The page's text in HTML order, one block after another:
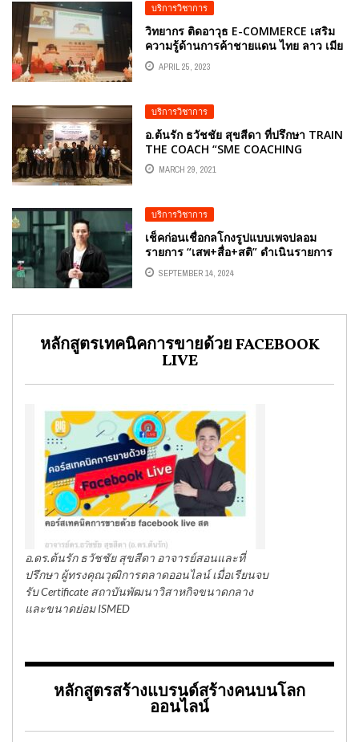
บริการวิชาการ
วิทยากร ติดอาวุธ E-COMMERCE เสริม
ความรู้ด้านการค้าชายแดน ไทย ลาว เมีย
นมาร์ อ.ดร.ต้นรัก ธวัชชัย สุขสีดา ผู้
เชี่ยวชาญ E-COMMERCE เพื่อการค้า
APRIL 25, 2023
บริการวิชาการ
อ.ต้นรัก ธวัชชัย สุขสีดา ที่ปรึกษา TRAIN
THE COACH “SME COACHING
ONLINE” สำนักงานส่งเสริมวิสาหกิจ
ขนาดกลางและขนาดย่อม(สสว.)
MARCH 29, 2021
บริการวิชาการ
เช็คก่อนเชื่อกลโกงรูปแบบเพจปลอม
รายการ “เสพ+สื่อ+สติ” ดำเนินรายการ
อ.ดร.ต้นรัก ธวัชชัย สุขสีดา ทางสถานี
วิทยุโทรทัศน์แห่งประเทศไทย (NBT) 2HD
SEPTEMBER 14, 2024
หลักสูตรเทคนิคการขายด้วย FACEBOOK
LIVE
อ.ดร.ต้นรัก ธวัชชัย สุขสีดา อาจารย์สอนและที่
ปรึกษา ผู้ทรงคุณวุฒิการตลาดออนไลน์ เมื่อเรียนจบ
รับ Certificate สถาบันพัฒนาวิสาหกิจขนาดกลาง
และขนาดย่อม ISMED
หลักสูตรสร้างแบรนด์สร้างคนบนโลก
ออนไลน์